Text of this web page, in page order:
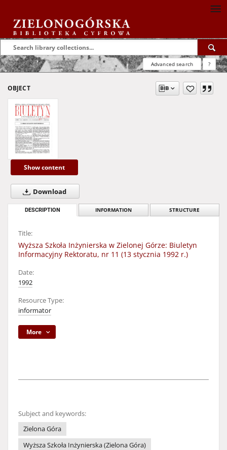
Advanced search ?
OBJECT
Show content
Download
DESCRIPTION INFORMATION STRUCTURE
Title:
Wyższa Szkoła Inżynierska w Zielonej Górze: Biuletyn
Informacyjny Rektoratu, nr 11 (13 stycznia 1992 r.)
Date:
1992
Resource Type:
informator
More
Subject and keywords:
Zielona Góra
Wyższa Szkoła Inżynierska (Zielona Góra)